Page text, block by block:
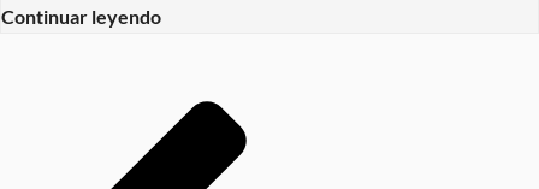
Continuar leyendo